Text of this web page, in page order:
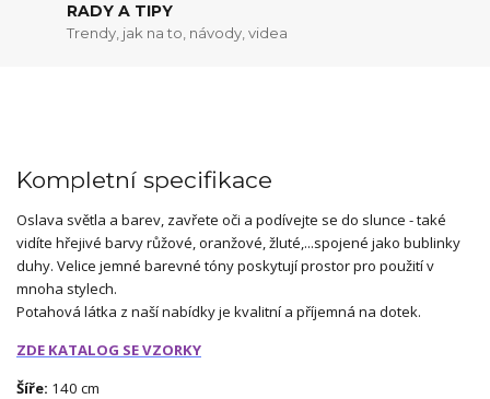
RADY A TIPY
Trendy, jak na to, návody, videa
Kompletní specifikace
Oslava světla a barev, zavřete oči a podívejte se do slunce - také
vidíte hřejivé barvy růžové, oranžové, žluté,...spojené jako bublinky
duhy. Velice jemné barevné tóny poskytují prostor pro použití v
mnoha stylech.
Potahová látka z naší nabídky je kvalitní a příjemná na dotek.
ZDE KATALOG SE VZORKY
Šíře: 140 cm